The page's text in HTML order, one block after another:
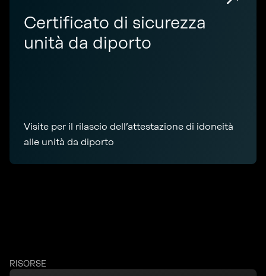
Certificato di sicurezza
unità da diporto
Visite per il rilascio dell’attestazione di idoneità
alle unità da diporto
RISORSE